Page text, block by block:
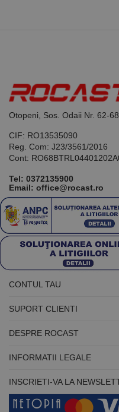
Otopeni, Sos. Odaii Nr. 62-
CIF: RO13535090
Reg. Com: J23/3561/2016
Cont:
Tel: 0372135900
Email: office@rocast.ro
CONTUL TAU
SUPORT CLIENTI
DESPRE ROCAST
INFORMATII LEGALE
INSCRIETI-VA LA